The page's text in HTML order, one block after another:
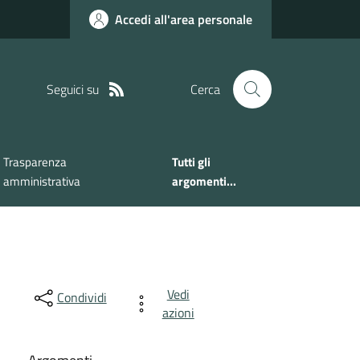
Accedi all'area personale
Seguici su Cerca
Trasparenza
amministrativa
Tutti gli
argomenti...
Condividi
Vedi
azioni